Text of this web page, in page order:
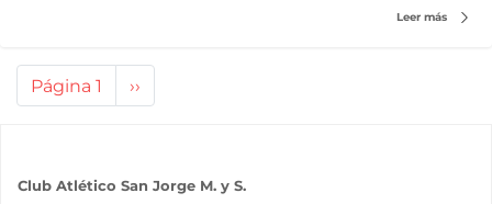
Leer más
Paginación
Página 1
Siguiente
página
››
Club Atlético San Jorge M. y S.